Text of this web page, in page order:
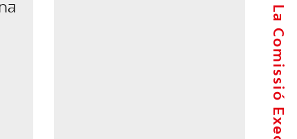
La Comissió Executiva